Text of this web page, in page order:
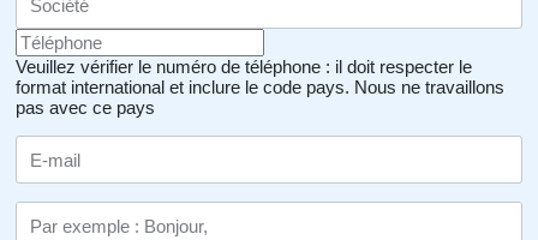
Veuillez vérifier le numéro de téléphone : il doit respecter le
format international et inclure le code pays. Nous ne travaillons
pas avec ce pays